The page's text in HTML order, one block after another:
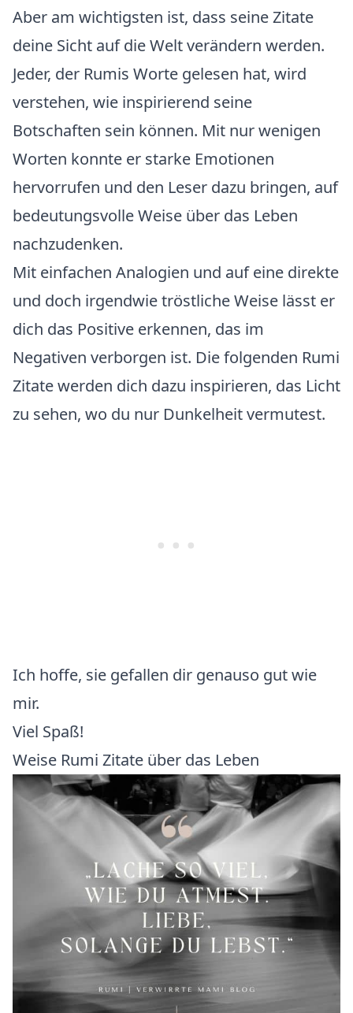
Aber am wichtigsten ist, dass seine Zitate
deine Sicht auf die Welt verändern werden.
Jeder, der Rumis Worte gelesen hat, wird
verstehen, wie inspirierend seine
Botschaften sein können. Mit nur wenigen
Worten konnte er starke Emotionen
hervorrufen und den Leser dazu bringen, auf
bedeutungsvolle Weise über das Leben
nachzudenken.
Mit einfachen Analogien und auf eine direkte
und doch irgendwie tröstliche Weise lässt er
dich das Positive erkennen, das im
Negativen verborgen ist. Die folgenden Rumi
Zitate werden dich dazu inspirieren, das Licht
zu sehen, wo du nur Dunkelheit vermutest.
Ich hoffe, sie gefallen dir genauso gut wie
mir.
Viel Spaß!
Weise Rumi Zitate über das Leben